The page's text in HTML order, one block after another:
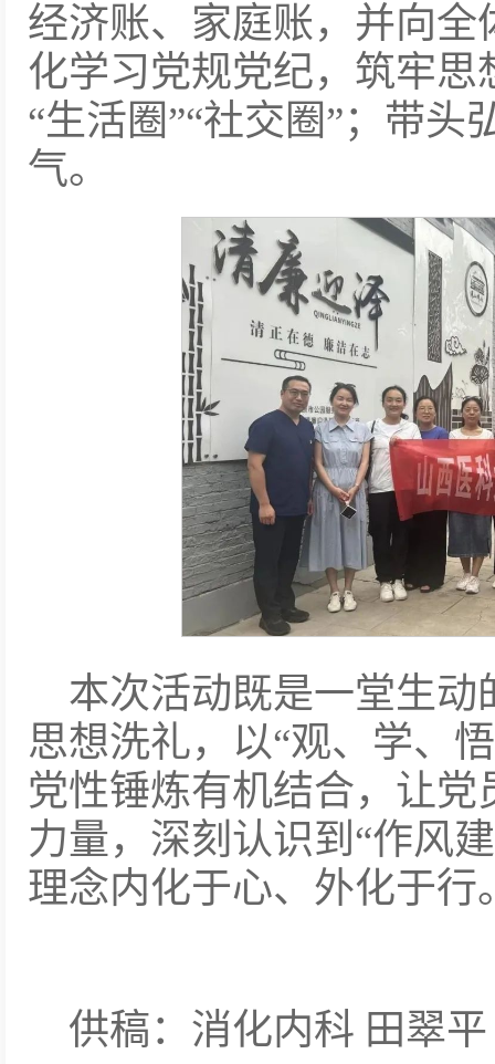
经济账、家庭账，并向
化学习党规党纪，筑牢
“生活圈”“社交圈”；带
气。
本次活动既是一堂生
思想洗礼，以“观、学、
党性锤炼有机结合，让
力量，深刻认识到“作风
理念内化于心、外化于行
供稿：消化内科 田翠平